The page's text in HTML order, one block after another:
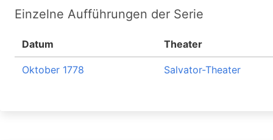
Einzelne Aufführungen der Serie
Datum Theater
Oktober 1778 Salvator-Theater